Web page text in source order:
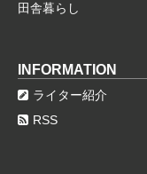
田舎暮らし
INFORMATION
ライター紹介
RSS